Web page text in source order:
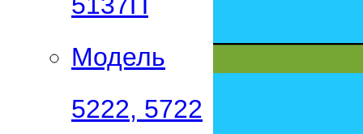
Модель
5222, 5722